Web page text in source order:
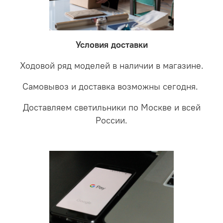
светильники на экспертизу производителю. После
проверки будет выясненная причина поломки и
соотношении с светодиодными. В этом случае покупая
LED светильники не только экономите деньги но еще
забудете что такое тусклость и недостаток освещения.
Условия доставки
Ходовой ряд моделей в наличии в магазине.
Самовывоз и доставка возможны сегодня.
Доставляем светильники по Москве и всей
России.